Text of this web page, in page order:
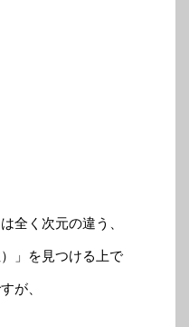
全く次元の違う、
」を見つける上で
が、